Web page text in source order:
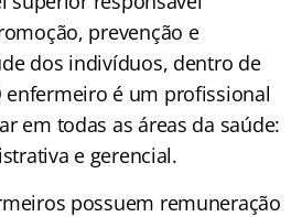
prevenção e
dos indivíduos, dentro de
enfermeiro é um profissional
em todas as áreas da saúde:
e gerencial.
possuem remuneração